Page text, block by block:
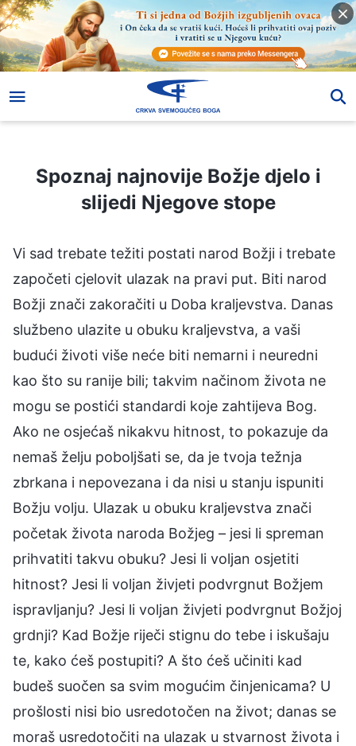
Spoznaj najnovije Božje djelo i slijedi Njegove stope
Spoznaj najnovije Božje djelo i
slijedi Njegove stope
Vi sad trebate težiti postati narod Božji i trebate
započeti cjelovit ulazak na pravi put. Biti narod
Božji znači zakoračiti u Doba kraljevstva. Danas
službeno ulazite u obuku kraljevstva, a vaši
budući životi više neće biti nemarni i neuredni
kao što su ranije bili; takvim načinom života ne
mogu se postići standardi koje zahtijeva Bog.
Ako ne osjećaš nikakvu hitnost, to pokazuje da
nemaš želju poboljšati se, da je tvoja težnja
zbrkana i nepovezana i da nisi u stanju ispuniti
Božju volju. Ulazak u obuku kraljevstva znači
početak života naroda Božjeg – jesi li spreman
prihvatiti takvu obuku? Jesi li voljan osjetiti
hitnost? Jesi li voljan živjeti podvrgnut Božjem
ispravljanju? Jesi li voljan živjeti podvrgnut Božjoj
grdnji? Kad Božje riječi stignu do tebe i iskušaju
te, kako ćeš postupiti? A što ćeš učiniti kad
budeš suočen sa svim mogućim činjenicama? U
prošlosti nisi bio usredotočen na život; danas se
moraš usredotočiti na ulazak u stvarnost života i